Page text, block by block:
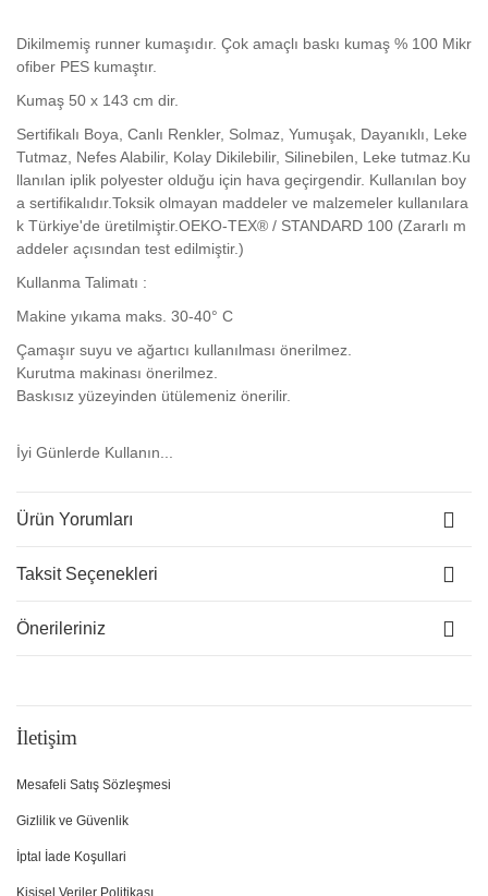
Dikilmemiş runner kumaşıdır. Çok amaçlı baskı kumaş % 100 Mikr
ofiber PES kumaştır.
Kumaş 50 x 143 cm dir.
Sertifikalı Boya, Canlı Renkler, Solmaz, Yumuşak, Dayanıklı, Leke
Tutmaz, Nefes Alabilir, Kolay Dikilebilir, Silinebilen, Leke tutmaz.Ku
llanılan iplik polyester olduğu için hava geçirgendir. Kullanılan boy
a sertifikalıdır.Toksik olmayan maddeler ve malzemeler kullanılara
k Türkiye'de üretilmiştir.OEKO-TEX® / STANDARD 100 (Zararlı m
addeler açısından test edilmiştir.)
Kullanma Talimatı :
Makine yıkama maks. 30-40° C
Çamaşır suyu ve ağartıcı kullanılması önerilmez.
Kurutma makinası önerilmez.
Baskısız yüzeyinden ütülemeniz önerilir.
İyi Günlerde Kullanın...
Ürün Yorumları
Taksit Seçenekleri
Önerileriniz
İletişim
Mesafeli Satış Sözleşmesi
Gizlilik ve Güvenlik
İptal İade Koşullari
Kişisel Veriler Politikası